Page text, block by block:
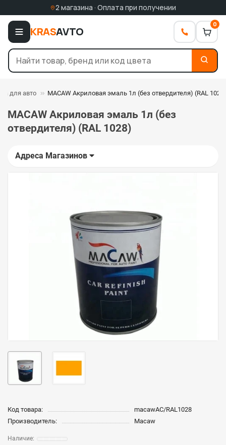
2 магазина · Оплата при получении
KRASAVTO
0
для авто MACAW Акриловая эмаль 1л (без отвердителя) (RAL 1028)
MACAW Акриловая эмаль 1л (без
отвердителя) (RAL 1028)
Адреса Магазинов
Код товара:
macawAC/RAL1028
Производитель:
Macaw